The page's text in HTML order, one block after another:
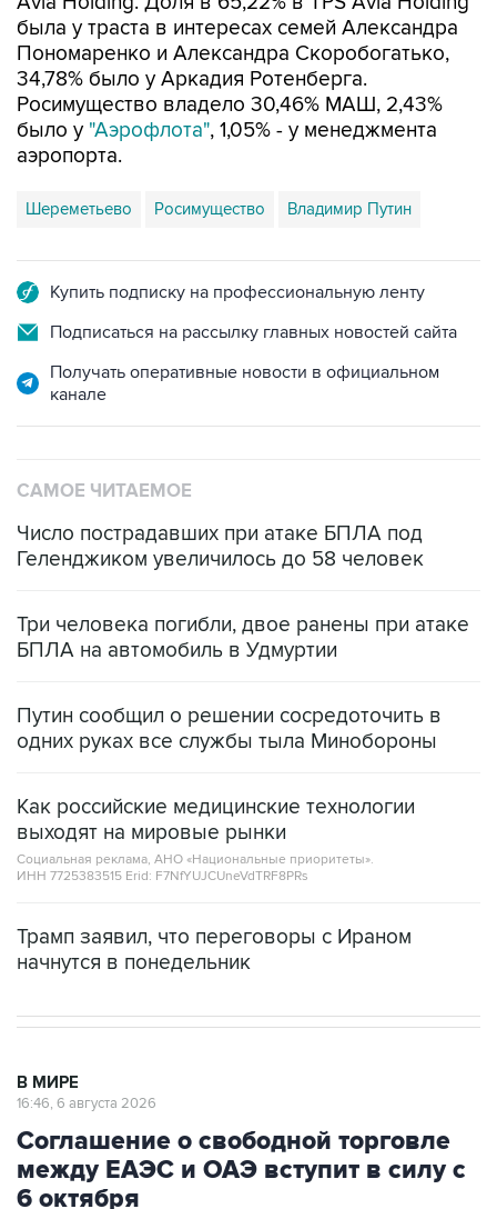
была у траста в интересах семей Александра
Пономаренко и Александра Скоробогатько,
34,78% было у Аркадия Ротенберга.
Росимущество владело 30,46% МАШ, 2,43%
было у "Аэрофлота", 1,05% - у менеджмента
аэропорта.
Шереметьево Росимущество Владимир Путин
Купить подписку на профессиональную ленту
Подписаться на рассылку главных новостей сайта
Получать оперативные новости в официальном
канале
САМОЕ ЧИТАЕМОЕ
Число пострадавших при атаке БПЛА под
Геленджиком увеличилось до 58 человек
Три человека погибли, двое ранены при атаке
БПЛА на автомобиль в Удмуртии
Путин сообщил о решении сосредоточить в
одних руках все службы тыла Минобороны
Как российские медицинские технологии
выходят на мировые рынки
Социальная реклама, АНО «Национальные приоритеты».
ИНН 7725383515 Erid: F7NfYUJCUneVdTRF8PRs
Трамп заявил, что переговоры с Ираном
начнутся в понедельник
В МИРЕ
16:46, 6 августа 2026
Соглашение о свободной торговле
между ЕАЭС и ОАЭ вступит в силу с
6 октября